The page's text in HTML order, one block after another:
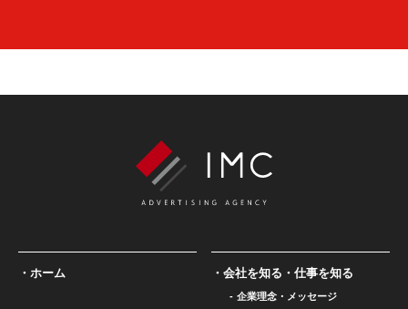
ホーム 会社を知る・仕事を知る
企業理念・メッセージ